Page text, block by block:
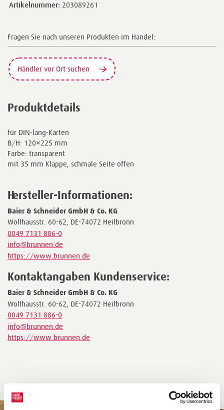
Artikelnummer: 203089261
Fragen Sie nach unseren Produkten im Handel:
Händler vor Ort suchen
Produktdetails
für DIN-lang-Karten
B/H: 120×225 mm
Farbe: transparent
mit 35 mm Klappe, schmale Seite offen
Hersteller-Informationen:
Baier & Schneider GmbH & Co. KG
Wollhausstr. 60-62, DE-74072 Heilbronn
0049 7131 886-0
info@brunnen.de
https://www.brunnen.de
Kontaktangaben Kundenservice:
Baier & Schneider GmbH & Co. KG
Wollhausstr. 60-62, DE-74072 Heilbronn
0049 7131 886-0
info@brunnen.de
https://www.brunnen.de